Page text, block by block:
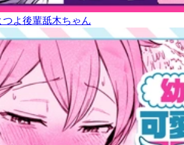
よ後輩舐木ちゃん